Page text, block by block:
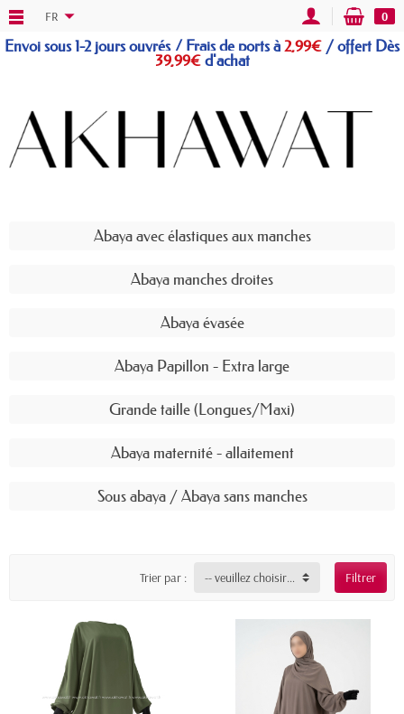
Envoi sous 1-2 jours ouvrés / Frais de ports à 2,99€ /offert Dès
39,99€d'achat
FR 0
Abaya avec élastiques aux manches
Abaya manches droites
Abaya évasée
Abaya Papillon - Extra large
Grande taille (Longues/Maxi)
Abaya maternité - allaitement
Sous abaya / Abaya sans manches
Trier par : -- veuillez choisir -- Filtrer